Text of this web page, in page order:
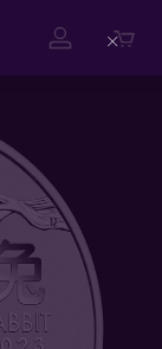
Close